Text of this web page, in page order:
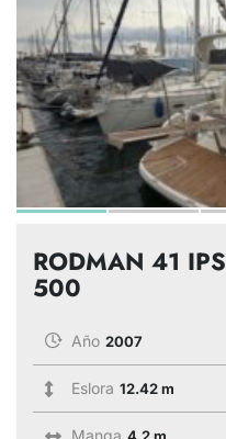
RODMAN 41 IPS
500
Año 2007
Eslora 12.42 m
Manga 4.2 m